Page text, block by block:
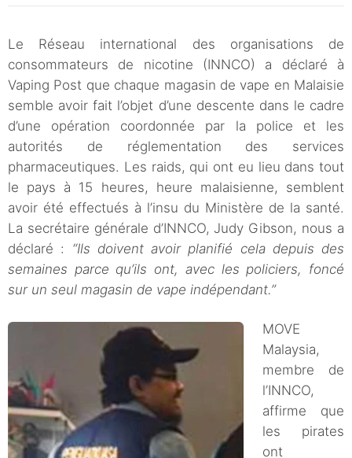
Le Réseau international des organisations de
consommateurs de nicotine (INNCO) a déclaré à
Vaping Post que chaque magasin de vape en Malaisie
semble avoir fait l’objet d’une descente dans le cadre
d’une opération coordonnée par la police et les
autorités de réglementation des services
pharmaceutiques. Les raids, qui ont eu lieu dans tout
le pays à 15 heures, heure malaisienne, semblent
avoir été effectués à l’insu du Ministère de la santé.
La secrétaire générale d’INNCO, Judy Gibson, nous a
déclaré : “Ils doivent avoir planifié cela depuis des
semaines parce qu’ils ont, avec les policiers, foncé
sur un seul magasin de vape indépendant.”
MOVE
Malaysia,
membre de
l’INNCO,
affirme que
les pirates
ont